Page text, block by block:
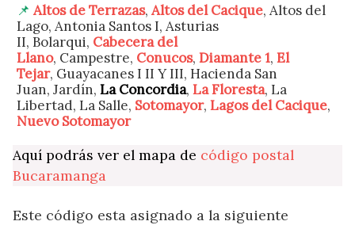
Altos de Terrazas, Altos del Cacique, Altos del
Lago, Antonia Santos I, Asturias
II, Bolarqui, Cabecera del
Llano, Campestre, Conucos, Diamante 1, El
Tejar, Guayacanes I II Y III, Hacienda San
Juan, Jardín, La Concordia, La Floresta, La
Libertad, La Salle, Sotomayor, Lagos del Cacique,
Nuevo Sotomayor
Aquí podrás ver el mapa de código postal
Bucaramanga
Este código esta asignado a la siguiente